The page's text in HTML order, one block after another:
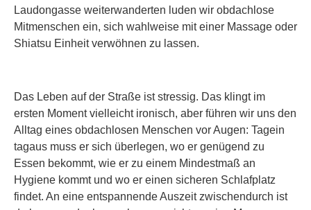
Laudongasse weiterwanderten luden wir obdachlose
Mitmenschen ein, sich wahlweise mit einer Massage oder
Shiatsu Einheit verwöhnen zu lassen.
Das Leben auf der Straße ist stressig. Das klingt im
ersten Moment vielleicht ironisch, aber führen wir uns den
Alltag eines obdachlosen Menschen vor Augen: Tagein
tagaus muss er sich überlegen, wo er genügend zu
Essen bekommt, wie er zu einem Mindestmaß an
Hygiene kommt und wo er einen sicheren Schlafplatz
findet. An eine entspannende Auszeit zwischendurch ist